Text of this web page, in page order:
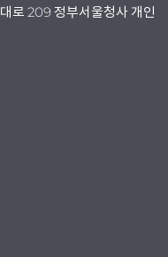
로 209 정부서울청사 개인